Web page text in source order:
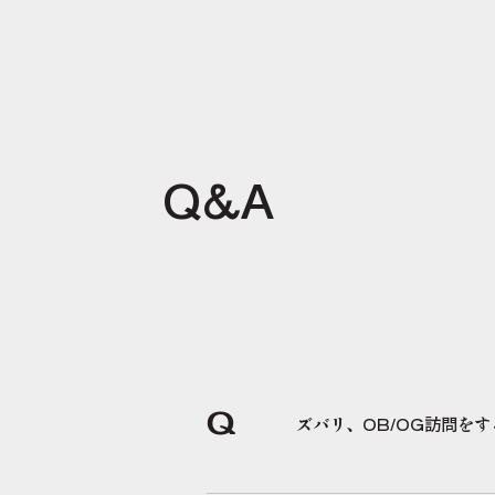
Q&A
Q ズバリ、OB/OG訪問をす